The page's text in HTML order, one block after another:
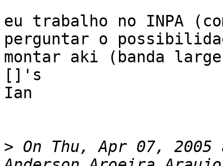
eu trabalho no INPA
perguntar o
montar aki (banda
[]'s
Ian
> On Thu, Apr 07, 2005